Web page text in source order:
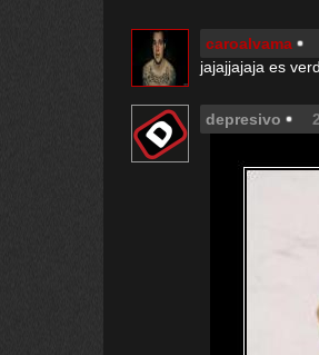
caroalvama
jajajjajaja es
depresivo